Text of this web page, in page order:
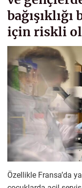
için riskli
Özellikle Fransa’da